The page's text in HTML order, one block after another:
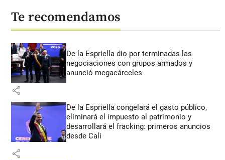
Te recomendamos
De la Espriella dio por terminadas las
negociaciones con grupos armados y
anunció megacárceles
share
De la Espriella congelará el gasto público,
eliminará el impuesto al patrimonio y
desarrollará el fracking: primeros anuncios
desde Cali
share